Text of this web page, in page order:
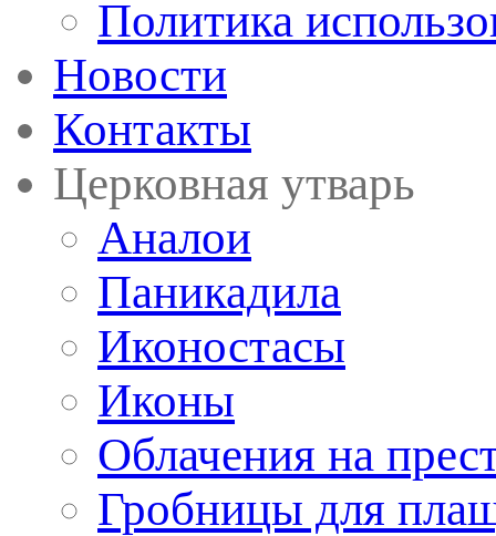
Политика
Новости
Контакты
Церковная утварь
Аналои
Паникадила
Иконостасы
Иконы
Облачения на
Гробницы для